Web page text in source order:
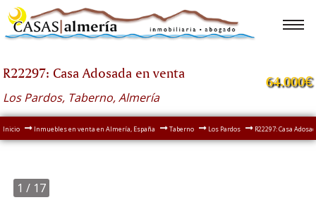
R22297: Casa Adosada en venta
Los Pardos, Taberno, Almería
64.000€
Inicio Inmuebles en venta en Almería, España Taberno Los Pardos R22297: Casa
1 / 17